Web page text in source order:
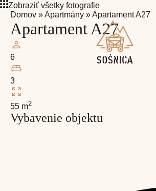
Zobraziť všetky fotografie
Domov »Apartmány »Apartament A27
Apartament A27
6
3
55 m2
Vybavenie objektu